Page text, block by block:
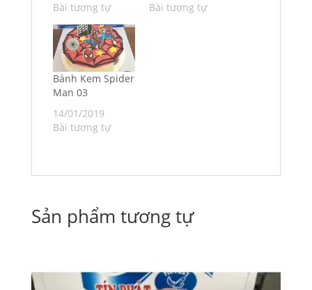
Bài tương tự
Bài tương tự
Bánh Kem Spider
Man 03
14/01/2019
Bài tương tự
Sản phẩm tương tự